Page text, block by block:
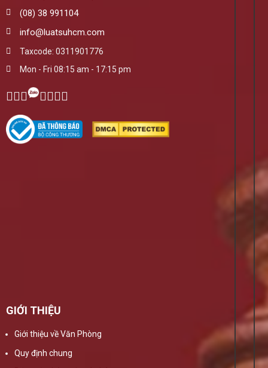
(08) 38 991104
info@luatsuhcm.com
Taxcode: 0311901776
Mon - Fri 08:15 am - 17:15 pm
GIỚI THIỆU
Giới thiệu về Văn Phòng
Quy định chung